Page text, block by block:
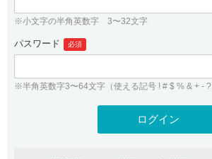
プレミアムドメイン
人気ドメインの種類
WHOIS検索
バリュードメインAPI
ドメイン・ホスティングOEM
従来のバリュードメインをご利用希
Value Domainにログイン
ユーザー登録
※小文字の半角英数字 3〜32文字
パスワード 必須
※半角英数字3〜64文字（使える記号 ! # $ % & + - ?